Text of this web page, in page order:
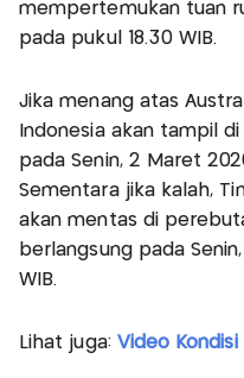
mempertemukan tuan
pada pukul 18.30 WIB.
Jika menang atas
Indonesia akan tampil
pada Senin, 2 Maret
Sementara jika kalah,
akan mentas di
berlangsung pada
WIB.
Lihat juga: Video